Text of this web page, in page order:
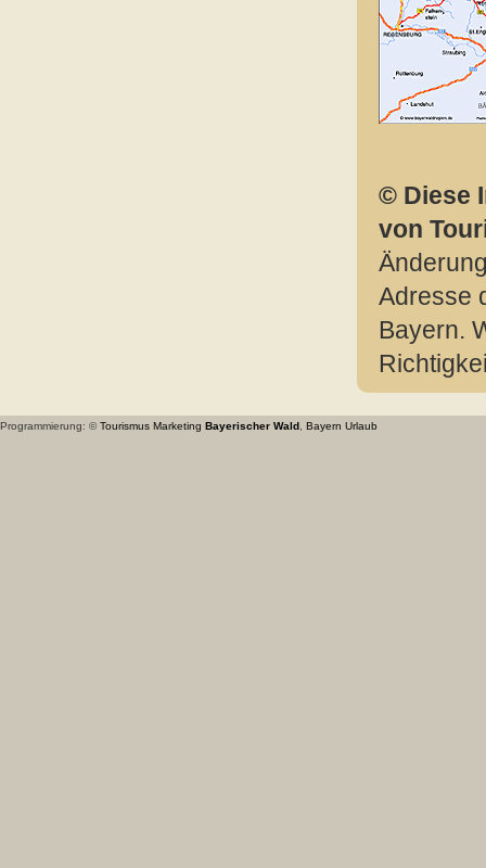
© Diese
von
Adresse
Bayern.
Programmierung: ©Tourismus Marketing Bayerischer Wald Bayern Urlaub